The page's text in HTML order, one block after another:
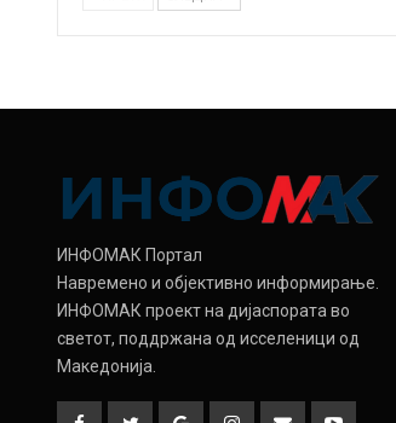
ИНФОМАК Портал
Навремено и објективно информирање.
ИНФОМАК проект на дијаспората во
светот, поддржана од исселеници од
Македонија.